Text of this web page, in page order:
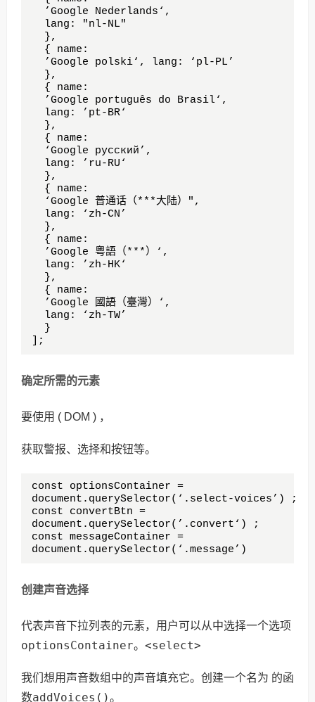
’Google Nederlands‘,
lang: "nl-NL"
},
{ name:
’Google polski‘, lang: ‘pl-PL’
},
{ name:
’Google português do Brasil‘,
lang: ’pt-BR‘
},
{ name:
‘Google русский’,
lang: ’ru-RU‘
},
{ name:
‘Google 普通话（***大陆）",
lang: ‘zh-CN’
},
{ name:
’Google 粤語（***）‘,
lang: ’zh-HK‘
},
{ name:
’Google 國語（臺灣）‘,
lang: ‘zh-TW’
}
];
确定所需的元素
要使用 ( DOM ) ，
获取警报、选择和按钮等。
const optionsContainer =
document.querySelector(‘.select-voices’) ;
const convertBtn =
document.querySelector(’.convert‘) ;
const messageContainer =
document.querySelector(‘.message’)
创建声音选择
代表声音下拉列表的元素，用户可以从中选择一个选项
optionsContainer。 <select>
我们想用声音数组中的声音填充它。创建一个名为 的函
数addVoices()。